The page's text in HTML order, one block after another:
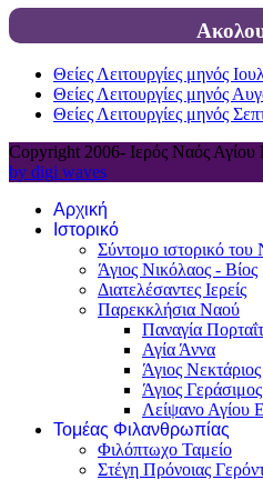
Θείες Λειτουργίες μηνός
Θείες Λειτουργίες μηνός
Θείες Λειτουργίες μηνός
Copyright 2006- Ιερός Ναός
by digi waves
Αρχική
Ιστορικό
Σύντομο ιστορικό του
Άγιος Νικόλαος - Βίος
Διατελέσαντες Ιερείς
Παρεκκλήσια Ναού
Παναγία
Αγία Άννα
Άγιος Νεκτάριος
Άγιος Γεράσιμος
Λείψανο Αγίου
Τομέας Φιλανθρωπίας
Φιλόπτωχο Ταμείο
Στέγη Πρόνοιας